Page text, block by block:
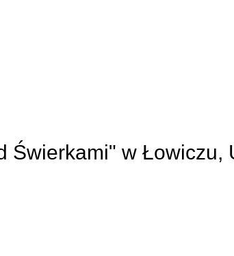
Świerkami" w Łowiczu,